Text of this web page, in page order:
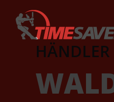
Keyword
HÄNDLER